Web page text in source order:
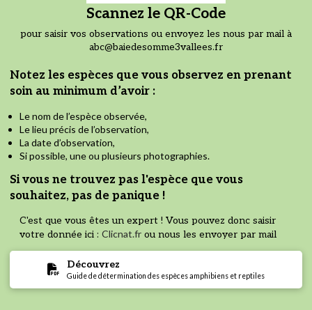
Scannez le QR-Code
pour saisir vos observations ou envoyez les nous par mail à
abc@baiedesomme3vallees.fr
Notez les espèces que vous observez en prenant
soin au minimum d’avoir :
Le nom de l’espèce observée,
Le lieu précis de l’observation,
La date d’observation,
Si possible, une ou plusieurs photographies.
Si vous ne trouvez pas l'espèce que vous
souhaitez, pas de panique !
C'est que vous êtes un expert ! Vous pouvez donc saisir
votre donnée ici : Clicnat.fr ou nous les envoyer par mail
Découvrez
Guide de détermination des espèces amphibiens et reptiles